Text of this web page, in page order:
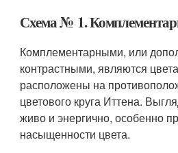
Схема № 1.
Комплементарными, или
контрастными, являются
расположены на
цветового круга Иттена.
живо и энергично, особенно
насыщенности цвета.